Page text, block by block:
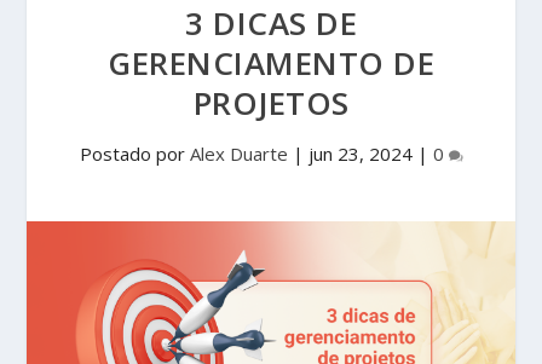
3 DICAS DE
GERENCIAMENTO DE
PROJETOS
Postado por Alex Duarte | jun 23, 2024| 0